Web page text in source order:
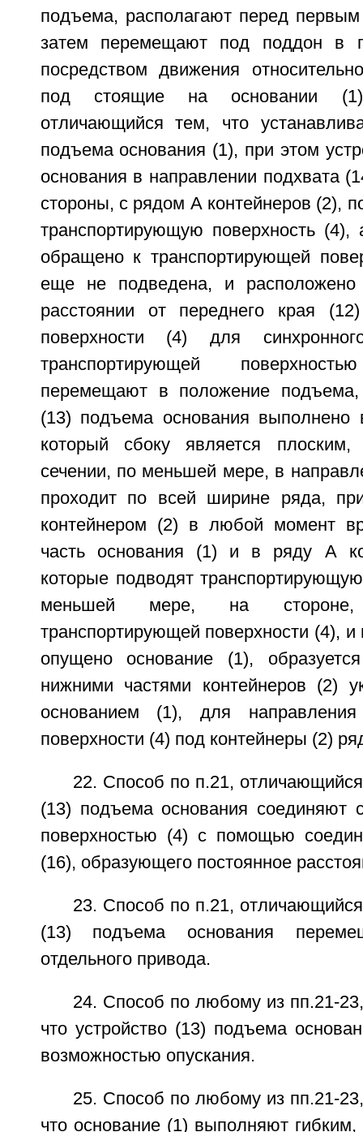
подъема, располагают перед
затем перемещают под поддон в
посредством движения
под стоящие на основании
отличающийся тем, что
подъема основания (1), при этом
основания в направлении подхвата
стороны, с рядом А контейнеров (2),
транспортирующую поверхность (4),
обращено к транспортирующей
еще не подведена, и расположено
расстоянии от переднего края
поверхности (4) для
транспортирующей
перемещают в положение подъема,
(13) подъема основания выполнено
который сбоку является плоским,
сечении, по меньшей мере, в
проходит по всей ширине ряда,
контейнером (2) в любой момент
часть основания (1) и в ряду А
которые подводят
меньшей мере, на
транспортирующей поверхности (4), и
опущено основание (1),
нижними частями контейнеров (2)
основанием (1), для направления
поверхности (4) под контейнеры (2)
22. Способ по п.21, отличающийся
(13) подъема основания соединяют
поверхностью (4) с помощью
(16), образующего постоянное
23. Способ по п.21, отличающийся
(13) подъема основания
отдельного привода.
24. Способ по любому из пп.21-
что устройство (13) подъема
возможностью опускания.
25. Способ по любому из пп.21-
что основание (1) выполняют